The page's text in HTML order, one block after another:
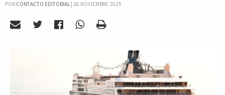
POR CONTACTO EDITORIAL| 26 NOVIEMBRE 2025